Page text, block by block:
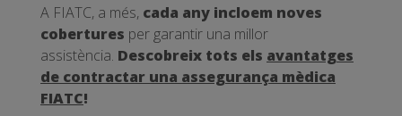
A FIATC, a més, cada any incloem noves
cobertures per garantir una millor
assistència. Descobreix tots els avantatges
de contractar una assegurança mèdica
FIATC!